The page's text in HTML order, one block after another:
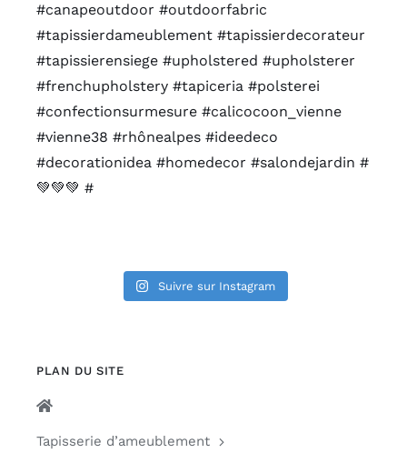
Suivre sur Instagram
PLAN DU SITE
Tapisserie d’ameublement